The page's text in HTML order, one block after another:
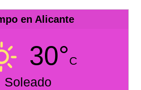
en Alicante
30°C
Soleado